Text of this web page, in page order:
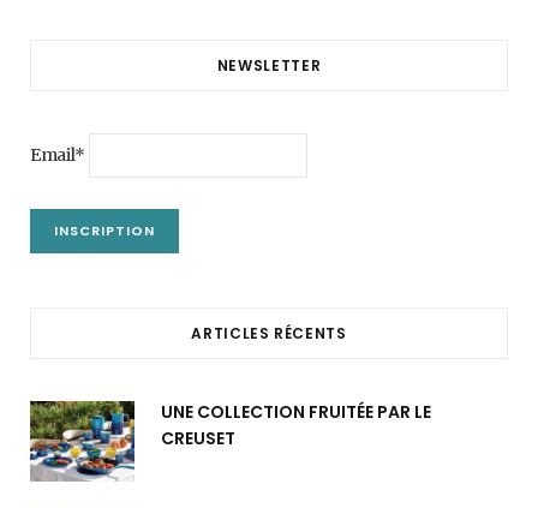
NEWSLETTER
Email*
ARTICLES RÉCENTS
UNE COLLECTION FRUITÉE PAR LE
CREUSET